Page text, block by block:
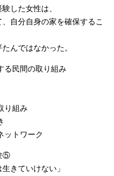
した女性は、
自分自身の家を確保するこ
んではなかった。
る民間の取り組み
り組み
ットワーク
⑤
きていけない」